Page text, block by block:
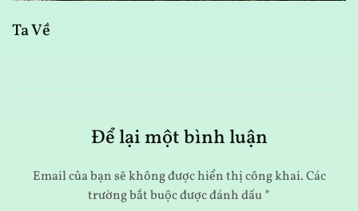
Ta Về
Để lại một bình luận
Email của bạn sẽ không được hiển thị công khai.Các
trường bắt buộc được đánh dấu*